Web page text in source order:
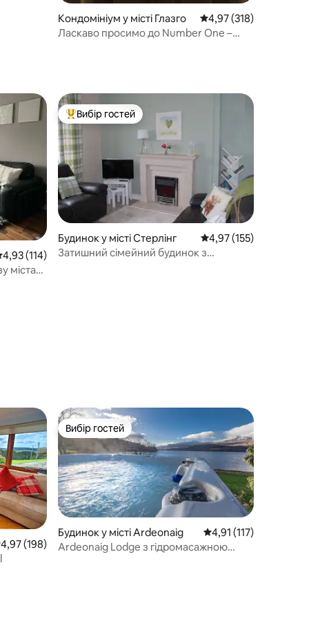
Кондомініум у місті Глазго Середня оцінка: 4,97
4,97 (318)
Ласкаво просимо до Number One –
оцінка: 4,93 з 5, відгуки: 114
4,93 (114)
міста
Топ вибір гостей
Вибір гостей
Будинок у місті Стерлінг Середня оцінка: 4,97
4,97 (155)
Затишний сімейний будинок з
оцінка: 4,97 з 5, відгуки: 198
4,97 (198)
Вибір гостей
Вибір гостей
Будинок у місті Ardeonaig Середня оцінка: 4,91
4,91 (117)
Ardeonaig Lodge з гідромасажною